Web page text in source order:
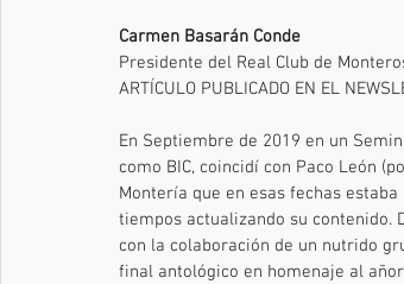
Carmen Basarán Conde
Presidente del Real Club de
ARTÍCULO PUBLICADO EN EL
En Septiembre de 2019 en un
como BIC, coincidí con Paco León
Montería que en esas fechas
tiempos actualizando su contenido.
con la colaboración de un nutrido
final antológico en homenaje al